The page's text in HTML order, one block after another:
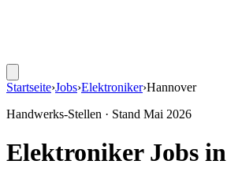
Startseite›Jobs›Elektroniker›Hannover
Handwerks-Stellen · Stand Mai 2026
ElektronikerJobs in